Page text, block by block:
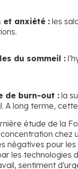
et anxiété : les
du sommeil :
de burn-out : la
A long terme,
étude de la
chez
négatives pour
les technologies
sentiment